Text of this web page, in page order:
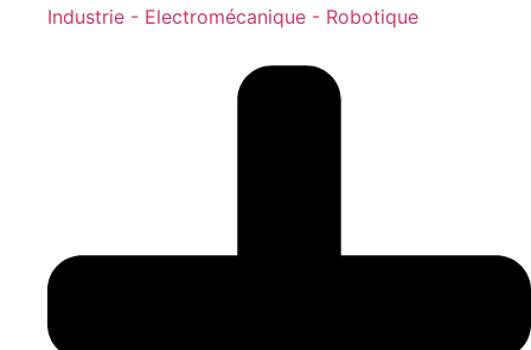
Industrie - Electromécanique - Robotique